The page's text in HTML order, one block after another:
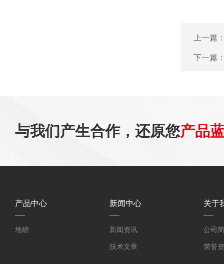
上一篇
下一篇
与我们产生合作，还原您产品
产品中心
地磅
新闻中心
新闻资讯
技术文章
关于
公司
荣誉